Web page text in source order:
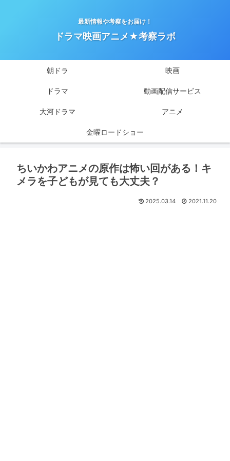
最新情報や考察をお届け！
ドラマ映画アニメ★考察ラボ
朝ドラ 映画
ドラマ 動画配信サービス
大河ドラマ アニメ
金曜ロードショー
ちいかわアニメの原作は怖い回がある！キ
メラを子どもが見ても大丈夫？
2025.03.14 2021.11.20